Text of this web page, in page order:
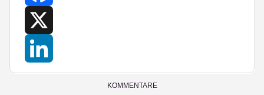
Facebook
KOMMENTARE